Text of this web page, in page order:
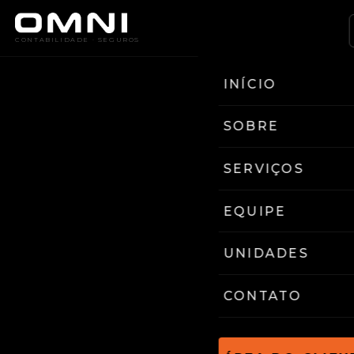
CONTABILIDADE · SEGUROS
INÍCIO
SOBRE
SERVIÇOS
EQUIPE
UNIDADES
CONTATO